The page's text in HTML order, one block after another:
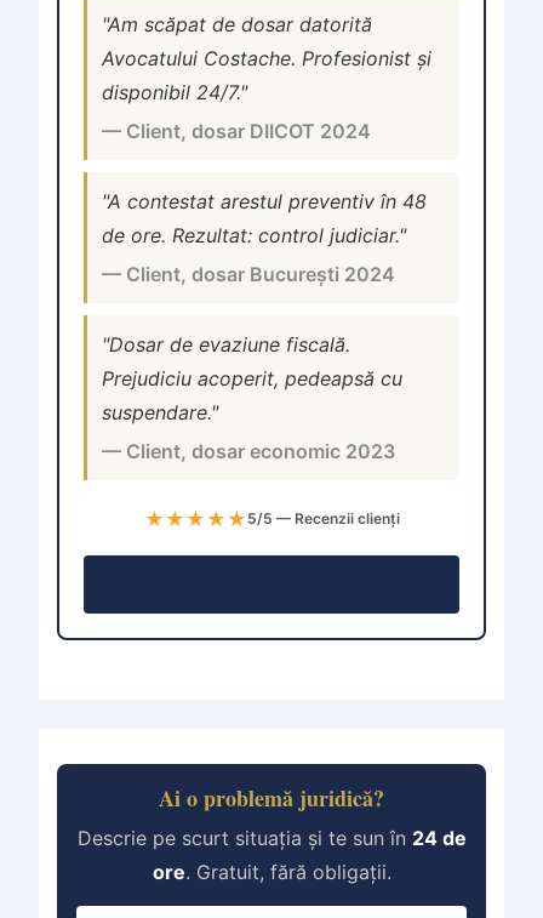
"Am scăpat de dosar datorită
Avocatului Costache. Profesionist și
disponibil 24/7."
— Client, dosar DIICOT 2024
"A contestat arestul preventiv în 48
de ore. Rezultat: control judiciar."
— Client, dosar București 2024
"Dosar de evaziune fiscală.
Prejudiciu acoperit, pedeapsă cu
suspendare."
— Client, dosar economic 2023
★★★★★ 5/5 — Recenzii clienți
Ai o problemă juridică?
Descrie pe scurt situația și te sun în 24 de
ore. Gratuit, fără obligații.